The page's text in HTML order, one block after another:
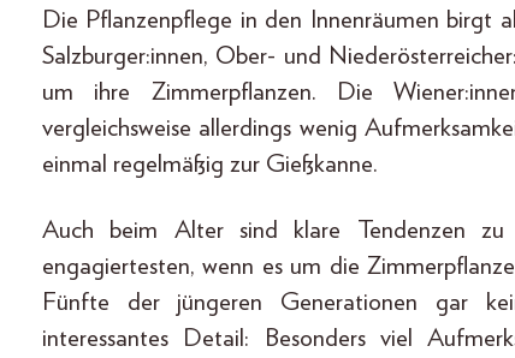
Die Pflanzenpflege in den Innenräumen birgt
Salzburger:innen, Ober- und
um ihre Zimmerpflanzen. Die
vergleichsweise allerdings wenig
einmal regelmäßig zur Gießkanne.
Auch beim Alter sind klare Tendenzen zu
engagiertesten, wenn es um die
Fünfte der jüngeren Generationen gar
interessantes Detail: Besonders viel